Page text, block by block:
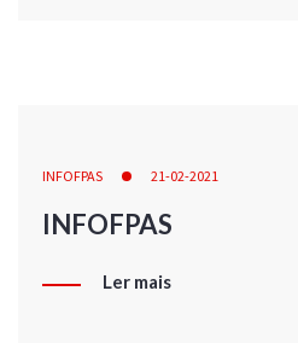
INFOFPAS 21-02-2021
INFOFPAS
Ler mais